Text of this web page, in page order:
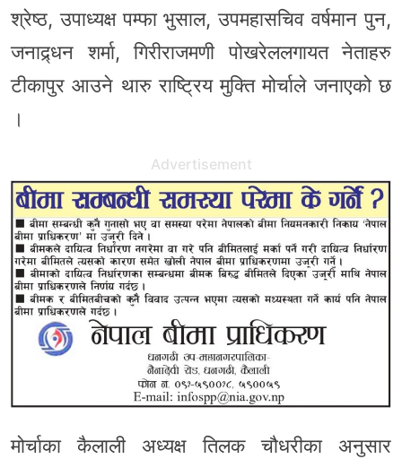
श्रेष्ठ, उपाध्यक्ष पम्फा भुसाल, उपमहासचिव वर्षमान पुन,
जनाद्र्धन शर्मा, गिरीराजमणी पोखरेललगायत नेताहरु
टीकापुर आउने थारु राष्ट्रिय मुक्ति मोर्चाले जनाएको छ
।
Advertisement
मोर्चाका कैलाली अध्यक्ष तिलक चौधरीका अनुसार